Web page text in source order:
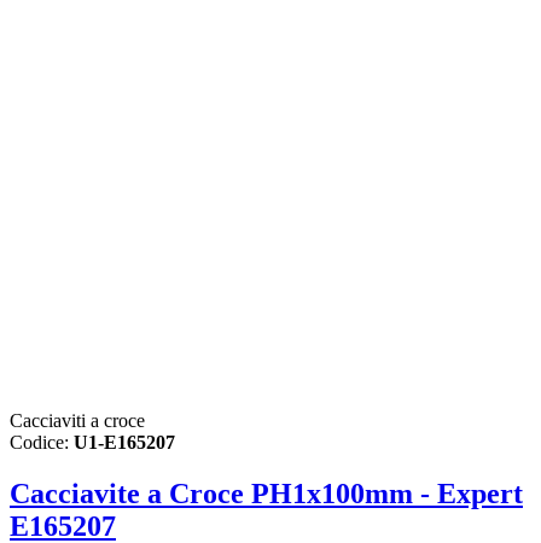
Cacciaviti a croce
Codice: U1-E165207
Cacciavite a Croce PH1x100mm - Expert
E165207